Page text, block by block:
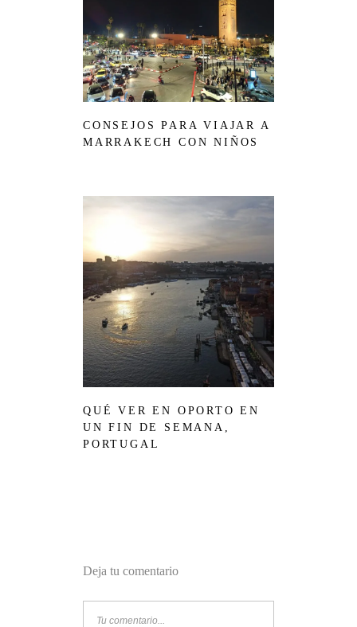
CONSEJOS PARA VIAJAR A
MARRAKECH CON NIÑOS
QUÉ VER EN OPORTO EN
UN FIN DE SEMANA,
PORTUGAL
Deja tu comentario